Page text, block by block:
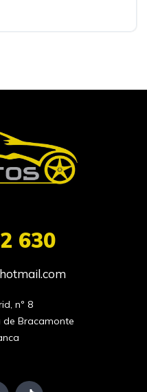
630
nº 8
de Bracamonte